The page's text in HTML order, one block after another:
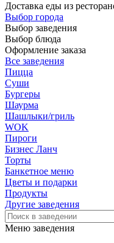
Доставка еды из
Выбор города
Выбор заведения
Выбор блюда
Оформление заказа
Все заведения
Пицца
Суши
Бургеры
Шаурма
Шашлыки/гриль
WOK
Пироги
Бизнес Ланч
Торты
Банкетное меню
Цветы и подарки
Продукты
Другие заведения
Меню заведения